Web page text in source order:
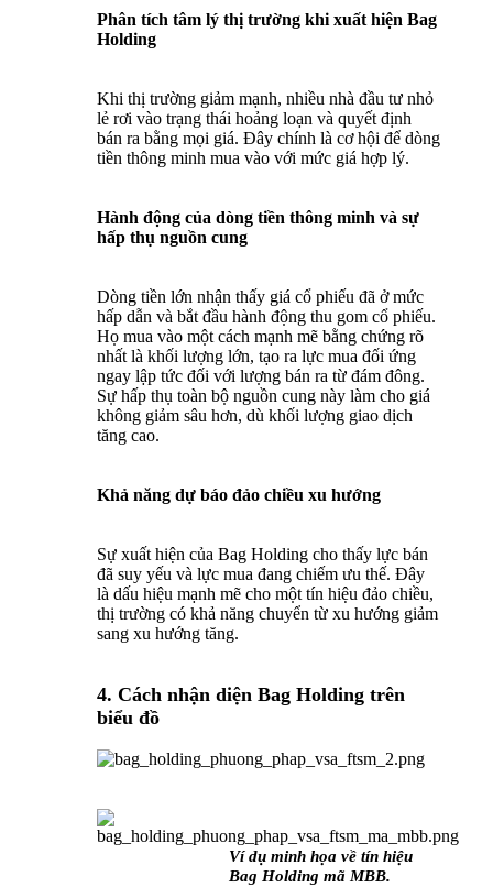
Phân tích tâm lý thị trường khi xuất hiện Bag
Holding
Khi thị trường giảm mạnh, nhiều nhà đầu tư nhỏ
lẻ rơi vào trạng thái hoảng loạn và quyết định
bán ra bằng mọi giá. Đây chính là cơ hội để dòng
tiền thông minh mua vào với mức giá hợp lý.
Hành động của dòng tiền thông minh và sự
hấp thụ nguồn cung
Dòng tiền lớn nhận thấy giá cổ phiếu đã ở mức
hấp dẫn và bắt đầu hành động thu gom cổ phiếu.
Họ mua vào một cách mạnh mẽ bằng chứng rõ
nhất là khối lượng lớn, tạo ra lực mua đối ứng
ngay lập tức đối với lượng bán ra từ đám đông.
Sự hấp thụ toàn bộ nguồn cung này làm cho giá
không giảm sâu hơn, dù khối lượng giao dịch
tăng cao.
Khả năng dự báo đảo chiều xu hướng
Sự xuất hiện của Bag Holding cho thấy lực bán
đã suy yếu và lực mua đang chiếm ưu thế. Đây
là dấu hiệu mạnh mẽ cho một tín hiệu đảo chiều,
thị trường có khả năng chuyển từ xu hướng giảm
sang xu hướng tăng.
4. Cách nhận diện Bag Holding trên
biểu đồ
Ví dụ minh họa về tín hiệu
Bag Holding mã MBB.